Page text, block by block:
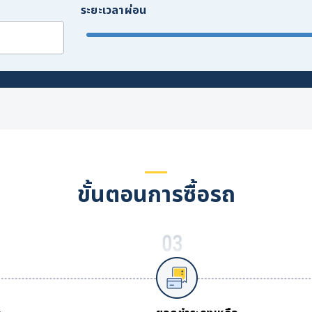
ระยะเวลาผ่อน
ขั้นตอนการซื้อรถ